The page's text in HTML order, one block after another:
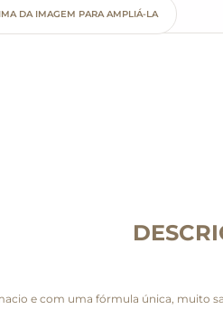
DA IMAGEM PARA AMPLIÁ-LA
e com uma fórmula única, muito